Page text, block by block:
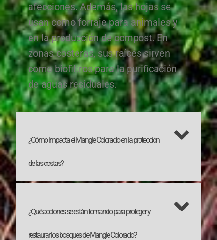
afecciones. Además, las hojas se
usan como forraje para animales y
en la producción de compost. En
zonas costeras, sus raíces sirven
como biofiltros para la purificación
de aguas residuales.
¿Cómo impacta el Mangle Colorado en la protección
de las costas?
¿Qué acciones se están tomando para proteger y
restaurar los bosques de Mangle Colorado?